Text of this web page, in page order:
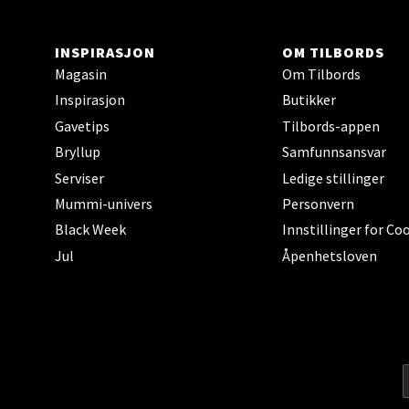
INSPIRASJON
Magasin
Inspirasjon
Gavetips
Bryllup
Serviser
Mummi-univers
Black Week
Jul
OM TILBORDS
Om Tilbords
Butikker
Tilbords-appen
Samfunnsansvar
Ledige stillinger
Personvern
Innstillinger for
Åpenhetsloven
Åpent i